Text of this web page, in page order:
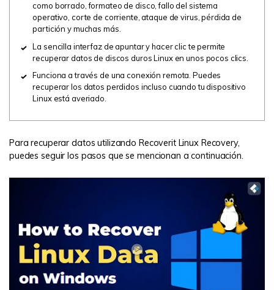
como borrado, formateo de disco, fallo del sistema
operativo, corte de corriente, ataque de virus, pérdida de
partición y muchas más.
La sencilla interfaz de apuntar y hacer clic te permite
recuperar datos de discos duros Linux en unos pocos clics.
Funciona a través de una conexión remota. Puedes
recuperar los datos perdidos incluso cuando tu dispositivo
Linux está averiado.
Para recuperar datos utilizando Recoverit Linux Recovery,
puedes seguir los pasos que se mencionan a continuación.